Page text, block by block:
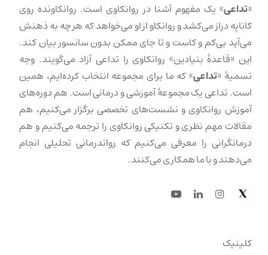
«تداعی» یک مفهوم آشنا در روانکاوی است. روانکاونده روی
کاناپه دراز می‌کشد و روانکاو از او می‌خواهد که هر چه به ذهنش
می‌آید بی‌کم و کاست و تا جای ممکن بدون سانسور بیان کند.
این «قاعدهٔ بنیادین» روانکاوی را تداعی آزاد می‌گویند. وجه
تسمیهٔ «تداعی» که ما برای مجموعه انتخاب کرده‌ایم، همین
است. تداعی یک مجموعهٔ آموزشی و درمانی است. هم دوره‌های
آموزش روانکاوی و نشست‌های تخصصی برگزار می‌کنیم، هم
مقالات مهم نظری و تکنیکی روانکاوی را ترجمه می‌کنیم و هم
درمانگرانی را معرفی می‌کنیم که رواندرمانی تحلیلی انجام
می‌دهند و با ما همکاری می‌کنند.
Twitter
Instagram
LinkedIn
Youtube
کلینیک